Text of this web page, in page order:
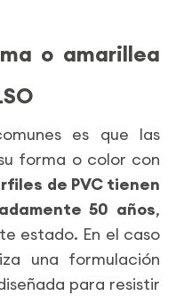
o amarillea
es que las
forma o color con
de PVC tienen
50 años,
estado. En el caso
una formulación
para resistir